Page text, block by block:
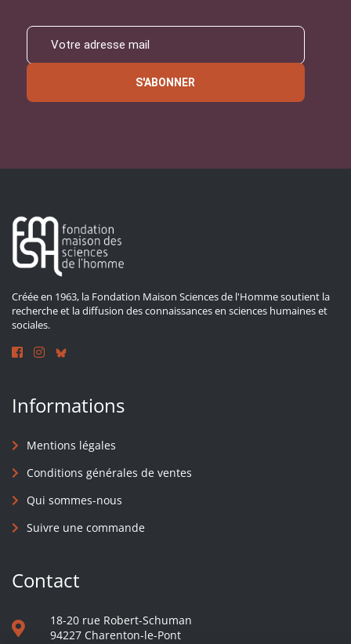
S'ABONNER
Créée en 1963, la Fondation Maison Sciences de l'Homme soutient la
recherche et la diffusion des connaissances en sciences humaines et
sociales.
Informations
Mentions légales
Conditions générales de ventes
Qui sommes-nous
Suivre une commande
Contact
18-20 rue Robert-Schuman
94227 Charenton-le-Pont